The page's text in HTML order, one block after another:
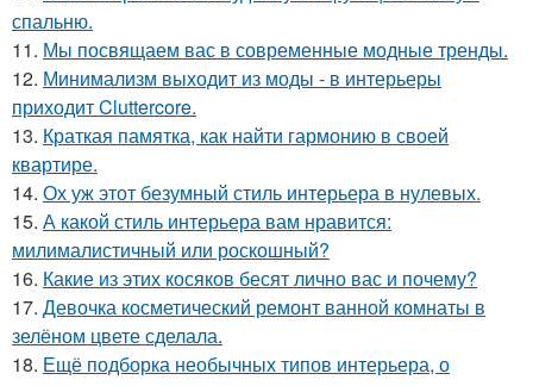
спальню.
11. Мы посвящаем вас в современные модные тренды.
12. Минимализм выходит из моды - в интерьеры
приходит Cluttercore.
13. Краткая памятка, как найти гармонию в своей
квартире.
14. Ох уж этот безумный стиль интерьера в нулевых.
15. А какой стиль интерьера вам нравится:
милималистичный или роскошный?
16. Какие из этих косяков бесят лично вас и почему?
17. Девочка косметический ремонт ванной комнаты в
зелёном цвете сделала.
18. Ещё подборка необычных типов интерьера, о